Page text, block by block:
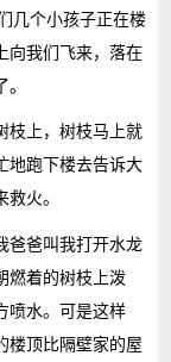
几个小孩子正在楼
向我们飞来，落在
枝上，树枝马上就
地跑下楼去告诉大
火。
爸爸叫我打开水龙
燃着的树枝上泼
喷水。可是这样
楼顶比隔壁家的屋